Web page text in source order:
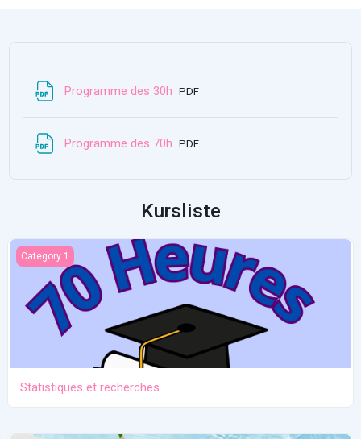
Programme des 30h Datei
PDF
Programme des 70h Datei
PDF
Kursliste
Statistiques et recherches
Category 1
Statistiques et recherches